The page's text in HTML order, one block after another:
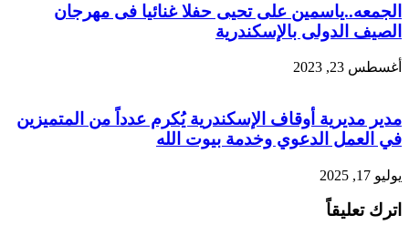
الجمعه..ياسمين على تحيى حفلا غنائيا فى مهرجان
الصيف الدولى بالإسكندرية
أغسطس 23, 2023
مدير مديرية أوقاف الإسكندرية يُكرم عدداً من المتميزين
في العمل الدعوي وخدمة بيوت الله
يوليو 17, 2025
اترك تعليقاً